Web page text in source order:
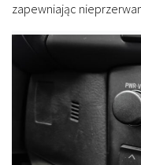
zapewniając